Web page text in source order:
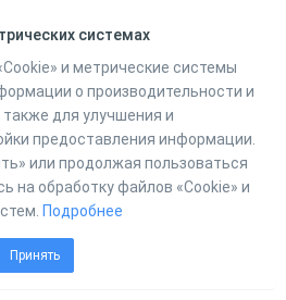
системах
и метрические системы
о производительности и
для улучшения и
предоставления информации.
или продолжая пользоваться
на обработку файлов «Cookie» и
Подробнее
Принять